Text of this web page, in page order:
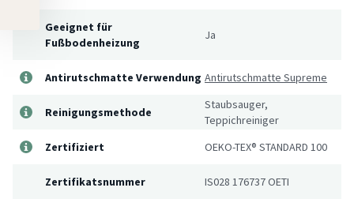
Geeignet für
Fußbodenheizung
Ja
Antirutschmatte Verwendung Antirutschmatte Supreme
Reinigungsmethode
Staubsauger,
Teppichreiniger
Zertifiziert
OEKO-TEX® STANDARD 100
Zertifikatsnummer IS028 176737 OETI